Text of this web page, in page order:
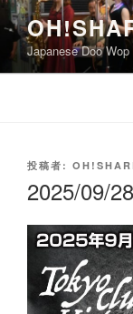
コ
ン
テ
ン
Japanese Doo
投
日:
投稿者:
2025/09/